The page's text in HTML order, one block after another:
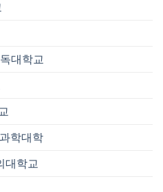
대학교
학대학
대학교